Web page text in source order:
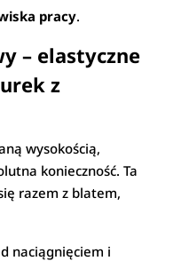
pracy.
– elastyczne
z
wysokością,
konieczność. Ta
razem z blatem,
naciągnięciem i